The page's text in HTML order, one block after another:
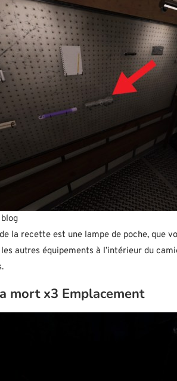
la recette est une lampe de poche, que
autres équipements à l’intérieur du
mort x3 Emplacement